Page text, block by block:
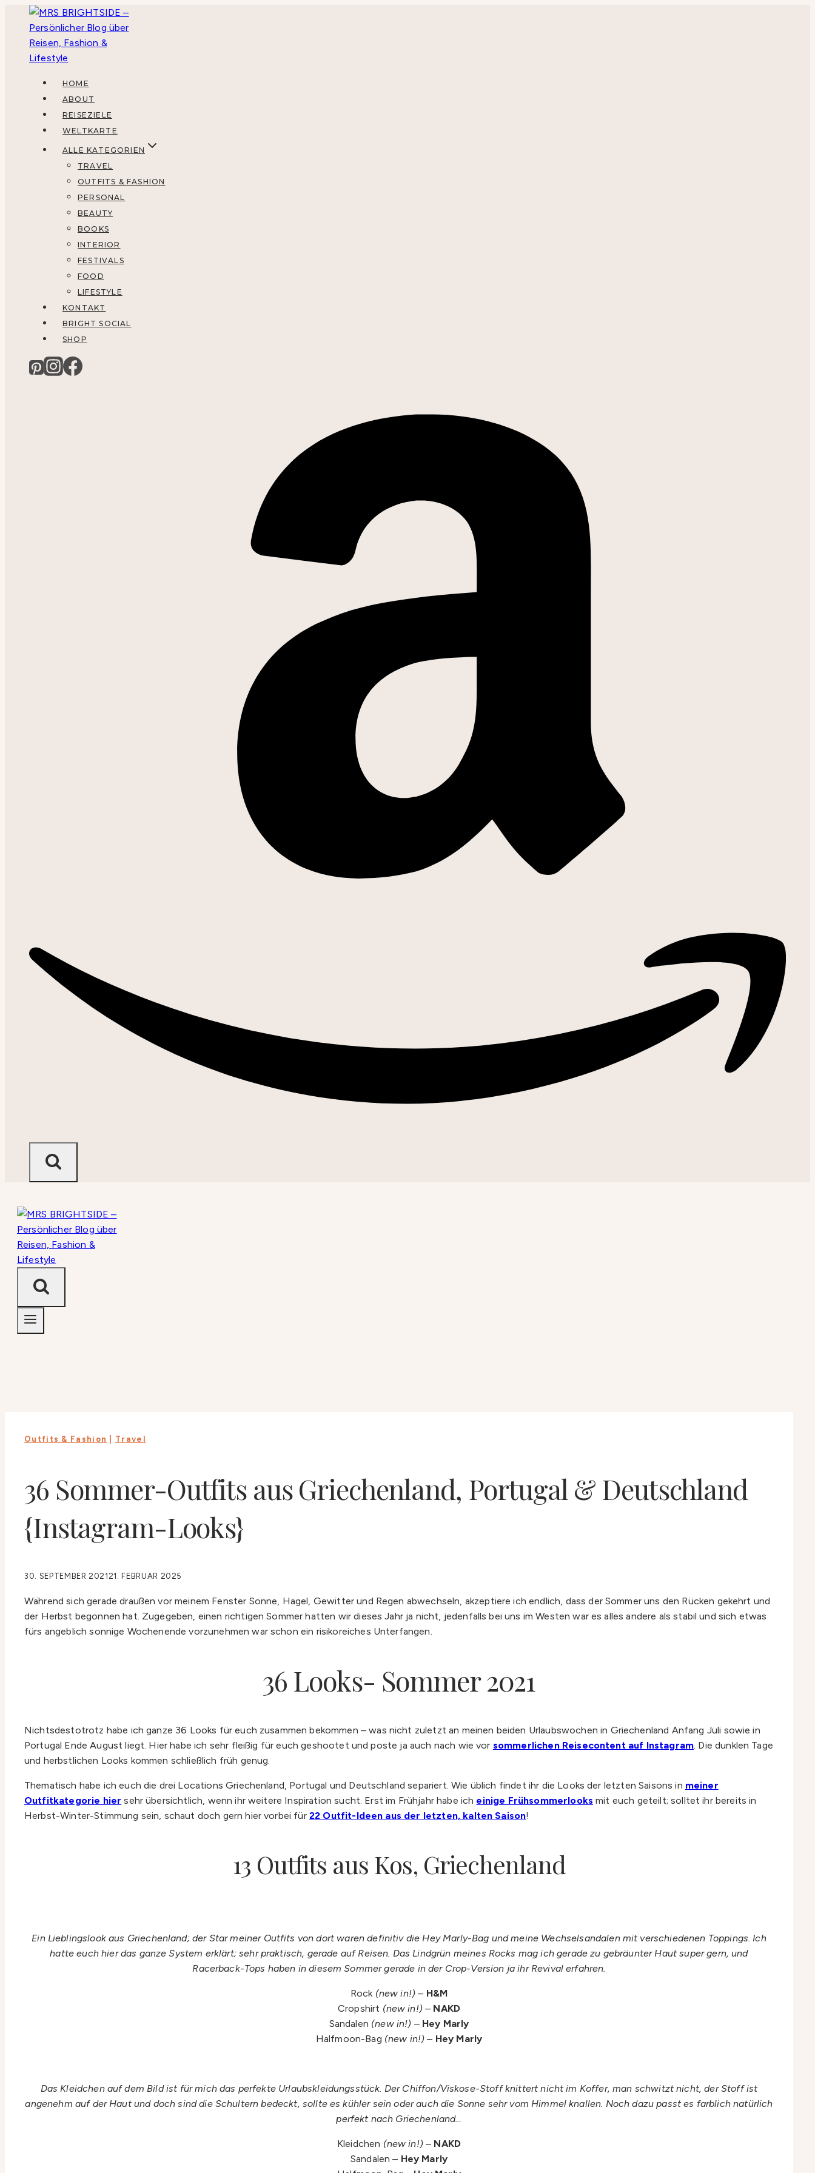
springen
HOME
ABOUT
REISEZIELE
WELTKARTE
ALLE KATEGORIEN
TRAVEL
OUTFITS & FASHION
PERSONAL
BEAUTY
BOOKS
INTERIOR
FESTIVALS
FOOD
LIFESTYLE
KONTAKT
BRIGHT SOCIAL
SHOP
Outfits & Fashion Travel
36 Sommer-Outfits aus Griechenland, Portugal & Deutschland
{Instagram-Looks}
30. SEPTEMBER 2021 21. FEBRUAR 2025
Während sich gerade draußen vor meinem Fenster Sonne, Hagel, Gewitter und Regen abwechseln, akzeptiere ich endlich, dass der Sommer uns den Rücken gekehrt und
der Herbst begonnen hat. Zugegeben, einen richtigen Sommer hatten wir dieses Jahr ja nicht, jedenfalls bei uns im Westen war es alles andere als stabil und sich etwas
fürs angeblich sonnige Wochenende vorzunehmen war schon ein risikoreiches Unterfangen.
36 Looks- Sommer 2021
Nichtsdestotrotz habe ich ganze 36 Looks für euch zusammen bekommen – was nicht zuletzt an meinen beiden Urlaubswochen in Griechenland Anfang Juli sowie in
Portugal Ende August liegt. Hier habe ich sehr fleißig für euch geshootet und poste ja auch nach wie vor sommerlichen Reisecontent auf Instagram . Die dunklen Tage
und herbstlichen Looks kommen schließlich früh genug.
Thematisch habe ich euch die drei Locations Griechenland, Portugal und Deutschland separiert. Wie üblich findet ihr die Looks der letzten Saisons in meiner
Outfitkategorie hier sehr übersichtlich, wenn ihr weitere Inspiration sucht. Erst im Frühjahr habe ich einige Frühsommerlooks mit euch geteilt; solltet ihr bereits in
Herbst-Winter-Stimmung sein, schaut doch gern hier vorbei für 22 Outfit-Ideen aus der letzten, kalten Saison!
13 Outfits aus Kos, Griechenland
Ein Lieblingslook aus Griechenland; der Star meiner Outfits von dort waren definitiv die Hey Marly-Bag und meine Wechselsandalen mit verschiedenen Toppings. Ich
hatte euch hier das ganze System erklärt; sehr praktisch, gerade auf Reisen. Das Lindgrün meines Rocks mag ich gerade zu gebräunter Haut super gern, und
Racerback-Tops haben in diesem Sommer gerade in der Crop-Version ja ihr Revival erfahren.
Rock (new in!)– H&M
Cropshirt (new in!)– NAKD
Sandalen (new in!) – Hey Marly
Halfmoon-Bag (new in!)– Hey Marly
Das Kleidchen auf dem Bild ist für mich das perfekte Urlaubskleidungsstück. Der Chiffon/Viskose-Stoff knittert nicht im Koffer, man schwitzt nicht, der Stoff ist
angenehm auf der Haut und doch sind die Schultern bedeckt, sollte es kühler sein oder auch die Sonne sehr vom Himmel knallen. Noch dazu passt es farblich natürlich
perfekt nach Griechenland…
Kleidchen (new in!)– NAKD
Sandalen – Hey Marly